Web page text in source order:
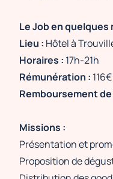
Le Job en quelques
Lieu : Hôtel à
Horaires : 17h-21h
Rémunération :
Remboursement de
Missions :
Présentation et
Proposition de